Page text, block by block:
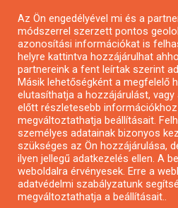
Pályázatok magánszemélyeknek
Pályázatok civil szervezeteknek
Pályázatok vállalkozásoknak
Önkormányzati pályázatok
Mezőgazdasági pályázatok
Falusi turizmus pályázatok
Napelem pályázatok
GINOP pályázatok
Az Ön engedélyével mi és a
módszerrel szerzett pontos
azonosítási információkat is
helyre kattintva hozzájárulhat
partnereink a fent leírtak szerint
Másik lehetőségként a megfelelő
elutasíthatja a hozzájárulást,
előtt részletesebb
megváltoztathatja beállításait.
személyes adatainak bizonyos
szükséges az Ön hozzájárulása,
ilyen jellegű adatkezelés ellen. A
weboldalra érvényesek. Erre a
adatvédelmi szabályzatunk
megváltoztathatja a beállításait..